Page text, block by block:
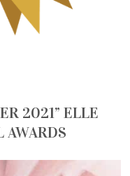
2021” ELLE
AWARDS